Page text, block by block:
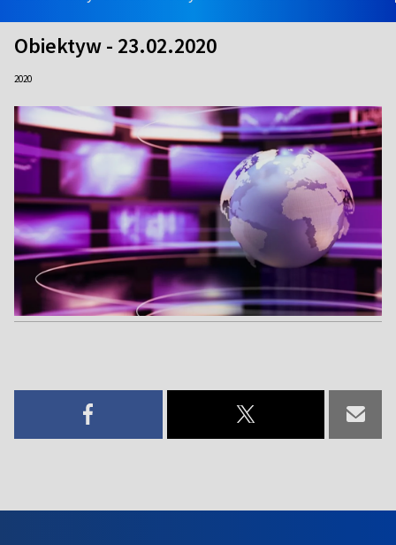
Obiektyw - 23.02.2020
2020